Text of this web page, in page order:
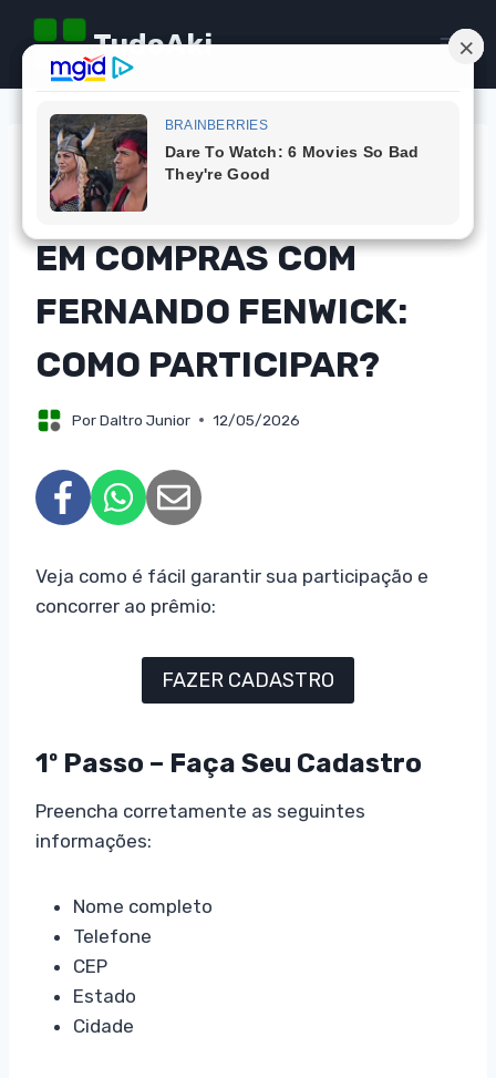
Pular
para
TudoAki
DICAS
CONCORRA A MIL REAIS
EM COMPRAS COM
FERNANDO FENWICK:
COMO PARTICIPAR?
PorDaltro Junior 12/05/2026
Veja como é fácil garantir sua participação e
concorrer ao prêmio:
FAZER CADASTRO
1º Passo – Faça Seu Cadastro
Preencha corretamente as seguintes
informações:
Nome completo
Telefone
CEP
Estado
Cidade